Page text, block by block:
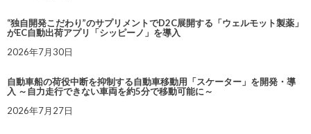
“独自開発こだわり”のサプリメントでD2C展開する「ウェルモット製薬」
がEC自動出荷アプリ「シッピーノ」を導入
2026年7月30日
自動車船の荷役中断を抑制する自動車移動用「スケーター」を開発・導
入 ～自力走行できない車両を約5分で移動可能に～
2026年7月27日